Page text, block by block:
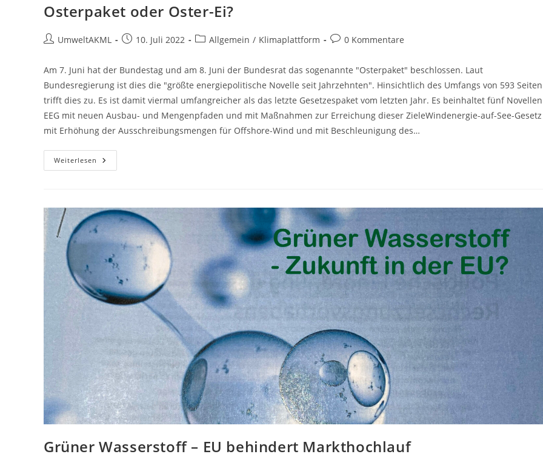
Osterpaket oder Oster-Ei?
Beitrags-
UmweltAKML
Beitrag10. Juli 2022
Beitrags-
Allgemein / Klimaplattform
Beitrags-
0 Kommentare
Am 7. Juni hat der Bundestag und am 8. Juni der Bundesrat das sogenannte "Osterpaket" beschlossen. Laut
Bundesregierung ist dies die "größte energiepolitische Novelle seit Jahrzehnten". Hinsichtlich des Umfangs von 593 Seiten
trifft dies zu. Es ist damit viermal umfangreicher als das letzte Gesetzespaket vom letzten Jahr. Es beinhaltet fünf
EEG mit neuen Ausbau- und Mengenpfaden und mit Maßnahmen zur Erreichung dieser ZieleWindenergie-auf-See-Gesetz
mit Erhöhung der Ausschreibungsmengen für Offshore-Wind und mit Beschleunigung des…
Weiterlesen Osterpaket
Oder
Grüner Wasserstoff – EU behindert Markthochlauf